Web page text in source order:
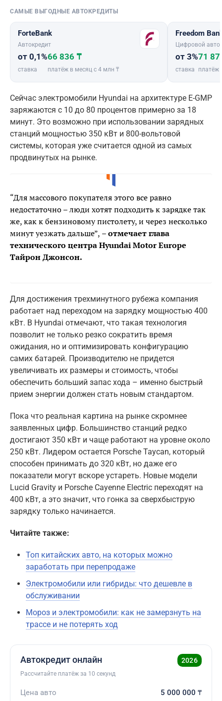
САМЫЕ ВЫГОДНЫЕ АВТОКРЕДИТЫ
ForteBank
Автокредит
от 0,1%
ставка
66 836 ₸
платёж в месяц с 4 млн ₸
Freedom
Цифровой
от 3%
ставка
71
платёж
Сейчас электромобили Hyundai на архитектуре E-GMP
заряжаются с 10 до 80 процентов примерно за 18
минут. Это возможно при использовании зарядных
станций мощностью 350 кВт и 800-вольтовой
системы, которая уже считается одной из самых
продвинутых на рынке.
“Для массового покупателя этого все равно
недостаточно – люди хотят подходить к зарядке так
же, как к бензиновому пистолету, и через несколько
минут уезжать дальше”, – отмечает глава
технического центра Hyundai Motor Europe
Тайрон Джонсон.
Для достижения трехминутного рубежа компания
работает над переходом на зарядку мощностью 400
кВт. В Hyundai отмечают, что такая технология
позволит не только резко сократить время
ожидания, но и оптимизировать конфигурацию
самих батарей. Производителю не придется
увеличивать их размеры и стоимость, чтобы
обеспечить больший запас хода – именно быстрый
прием энергии должен стать новым стандартом.
Пока что реальная картина на рынке скромнее
заявленных цифр. Большинство станций редко
достигают 350 кВт и чаще работают на уровне около
250 кВт. Лидером остается Porsche Taycan, который
способен принимать до 320 кВт, но даже его
показатели могут вскоре устареть. Новые модели
Lucid Gravity и Porsche Cayenne Electric переходят на
400 кВт, а это значит, что гонка за сверхбыструю
зарядку только начинается.
Читайте также:
Топ китайских авто, на которых можно
заработать при перепродаже
Электромобили или гибриды: что дешевле в
обслуживании
Мороз и электромобили: как не замерзнуть на
трассе и не потерять ход
Автокредит онлайн 2026
Рассчитайте платёж за 10 секунд
Цена авто 5 000 000 ₸